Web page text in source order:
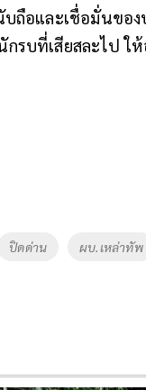
บถือและเชื่อมั่นขอ
กรบที่เสียสละไป ใ
ปิดด่าน ผบ.เหล่าทัพ